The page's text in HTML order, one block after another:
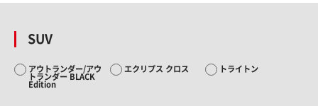
SUV
アウトランダー/アウ
トランダー BLACK
Edition
エクリプス クロス トライトン